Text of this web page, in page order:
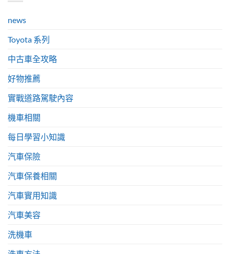
news
Toyota 系列
中古車全攻略
好物推薦
實戰道路駕駛內容
機車相關
每日學習小知識
汽車保險
汽車保養相關
汽車實用知識
汽車美容
洗機車